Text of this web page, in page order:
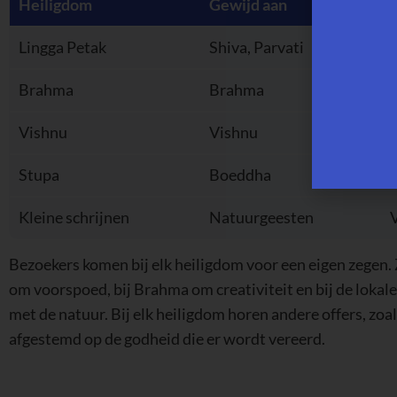
Heiligdom Gewijd aan
Lingga Petak Shiva, Parvati
Brahma Brahma
Vishnu Vishnu
Stupa Boeddha
Kleine schrijnen Natuurgeesten
Bezoekers komen bij elk heiligdom voor een eigen
om voorspoed, bij Brahma om creativiteit en bij de
met de natuur. Bij elk heiligdom horen andere offers,
afgestemd op de godheid die er wordt vereerd.